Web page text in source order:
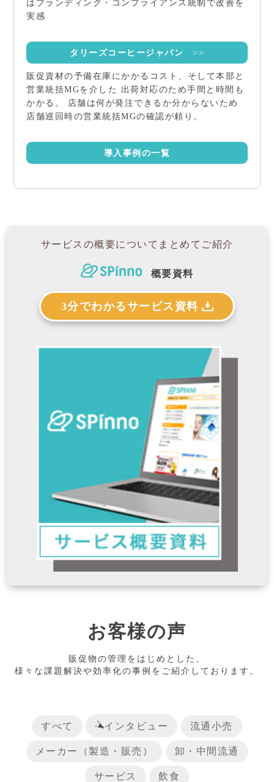
はブランディング・コンプライアンス統制で改善を
実感
タリーズコーヒージャパン >>
販促資材の予備在庫にかかるコスト、そして本部と
営業統括MGを介した 出荷対応のため手間と時間も
かかる。 店舗は何が発注できるか分からないため
店舗巡回時の営業統括MGの確認が頼り。
導入事例の一覧
サービスの概要について まとめてご紹介
概要資料
3分でわかるサービス資料
お客様の声
販促物の管理をはじめとした、
様々な課題解決や効率化の事例をご紹介しております。
すべて インタビュー 流通小売
メーカー（製造・販売） 卸・中間流通
サービス 飲食